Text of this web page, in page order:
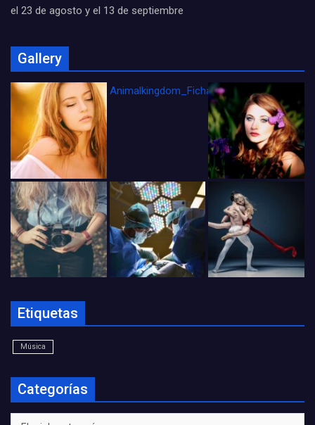
el 23 de agosto y el 13 de septiembre
Gallery
Animalkingdom_FichaCine
Etiquetas
Música
Categorías
Categorías